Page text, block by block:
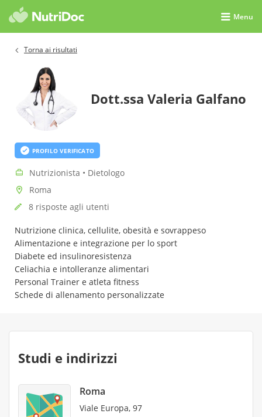
Menu
Torna ai risultati
Dott.ssa Valeria Galfano
PROFILO VERIFICATO
Nutrizionista • Dietologo
Roma
8 risposte agli utenti
Nutrizione clinica, cellulite, obesità e sovrappeso
Alimentazione e integrazione per lo sport
Diabete ed insulinoresistenza
Celiachia e intolleranze alimentari
Personal Trainer e atleta fitness
Schede di allenamento personalizzate
Studi e indirizzi
Roma
Viale Europa, 97